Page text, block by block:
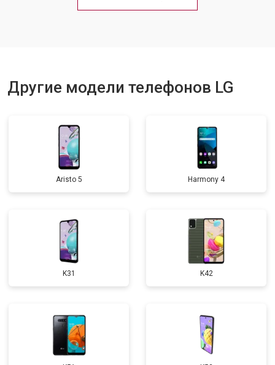
Замена кнопки включения от 1750 ₽
Другие модели телефонов LG
Aristo 5 Harmony 4
K31 K42